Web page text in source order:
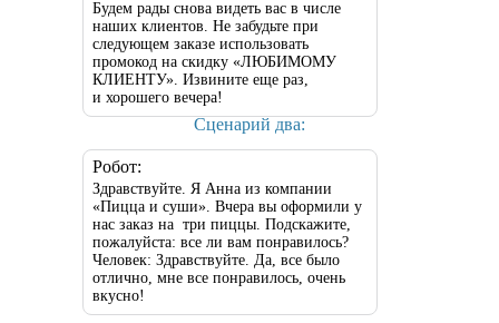
Будем рады снова видеть вас в числе
наших клиентов. Не забудьте при
следующем заказе использовать
промокод на скидку «ЛЮБИМОМУ
КЛИЕНТУ». Извините еще раз,
и хорошего вечера!
Сценарий два:
Робот:
Здравствуйте. Я Анна из компании
«Пицца и суши». Вчера вы оформили у
нас заказ на три пиццы. Подскажите,
пожалуйста: все ли вам понравилось?
Человек: Здравствуйте. Да, все было
отлично, мне все понравилось, очень
вкусно!